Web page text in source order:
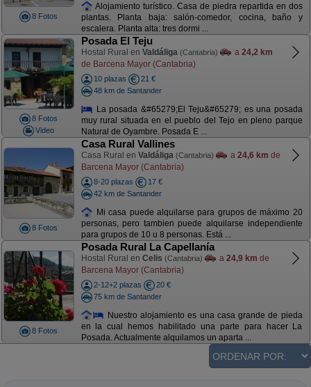
8 Fotos
Alojamiento turístico. Casa de piedra repartida en dos
plantas. Planta baja: salón-comedor, cocina, baño y
escalera. Planta alta: tres dormi ...
8 Fotos
Video
Posada El Teju
Hostal Rural en Valdáliga (Cantabria) a 24,2 km
de Barcena Mayor (Cantabria)
10 plazas
21 €
48 km de Santander
La posada &#65279;El Teju&#65279; es una posada
muy rural situada en el pueblo del Tejo en pleno parque
Natural de Oyambre. Posada E ...
8 Fotos
Casa Rural Vallines
Casa Rural en Valdáliga (Cantabria) a 24,6 km de
Barcena Mayor (Cantabria)
8-20 plazas
17 €
42 km de Santander
Mi casa puede alquilarse para grupos de máximo 20
personas, pero tambien puede alquilarse independiente
para grupos de 10 u 8 personas. Está ...
8 Fotos
Posada Rural La Capellanía
Hostal Rural en Celis (Cantabria) a 24,9 km de
Barcena Mayor (Cantabria)
2-12+2 plazas
20 €
75 km de Santander
Nuestro alojamiento es una casa grande de pieda
en la cual hemos habilitado una parte para hacer La
Posada. Actualmente alquilamos un aparta ...